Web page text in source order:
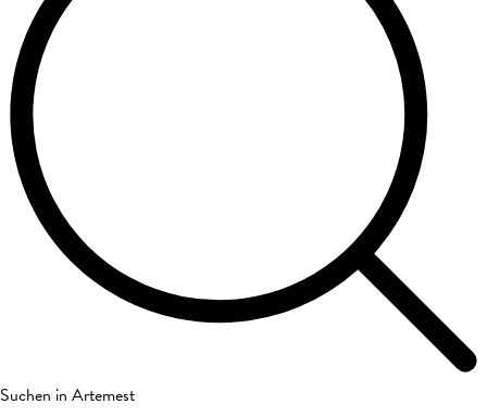
Suchen in Artemest